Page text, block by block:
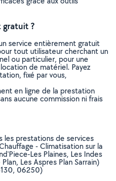
gratuit ?
service entièrement gratuit
tout utilisateur cherchant un
ou particulier, pour une
de matériel. Payez
fixé par vous,
en ligne de la prestation
aucune commission ni frais
les prestations de services
- Climatisation sur la
Les Plaines, Les Indes
Les Aspres Plan Sarrain)
06250)